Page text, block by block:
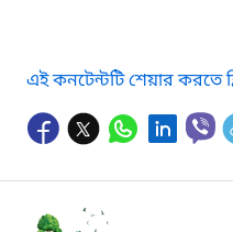
এই কনটেন্টটি শেয়ার করতে